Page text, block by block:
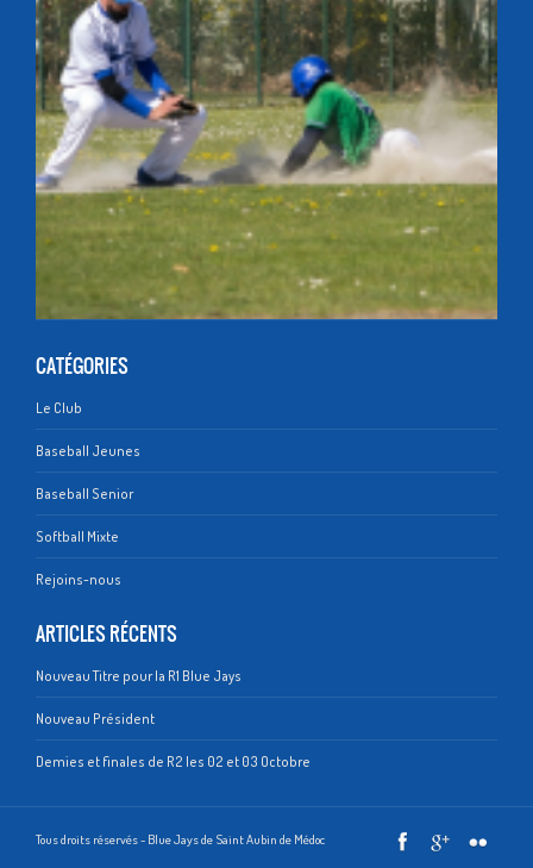
CATÉGORIES
Le Club
Baseball Jeunes
Baseball Senior
Softball Mixte
Rejoins-nous
ARTICLES RÉCENTS
Nouveau Titre pour la R1 Blue Jays
Nouveau Président
Demies et finales de R2 les 02 et 03 Octobre
Tous droits réservés - Blue Jays de Saint Aubin de Médoc